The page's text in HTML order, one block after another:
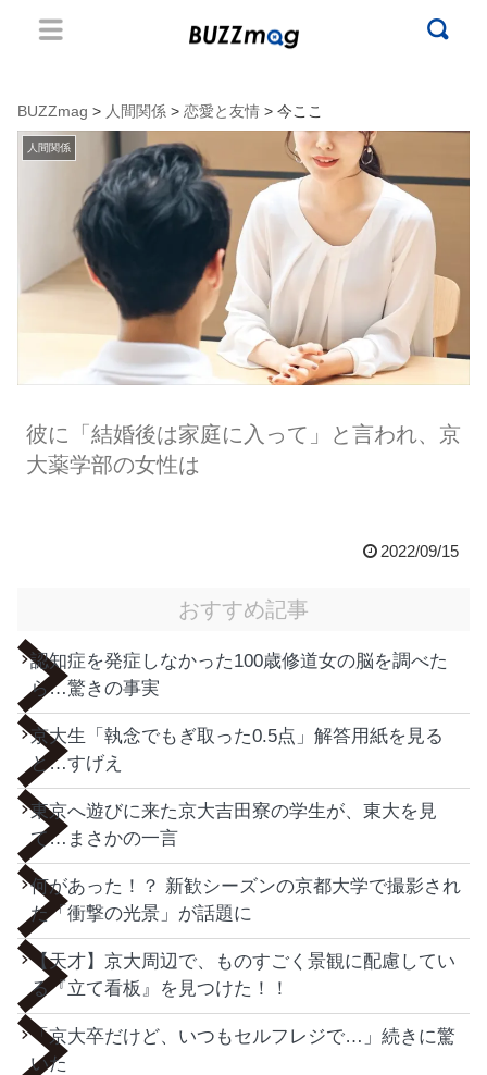
BUZZmag > 人間関係 > 恋愛と友情 > 今ここ
人間関係
彼に「結婚後は家庭に入って」と言われ、京
大薬学部の女性は
2022/09/15
おすすめ記事
認知症を発症しなかった100歳修道女の脳を調べた
ら…驚きの事実
京大生「執念でもぎ取った0.5点」解答用紙を見る
と…すげえ
東京へ遊びに来た京大吉田寮の学生が、東大を見
て…まさかの一言
何があった！？ 新歓シーズンの京都大学で撮影され
た「衝撃の光景」が話題に
【天才】京大周辺で、ものすごく景観に配慮してい
る『立て看板』を見つけた！！
「京大卒だけど、いつもセルフレジで…」続きに驚
いた